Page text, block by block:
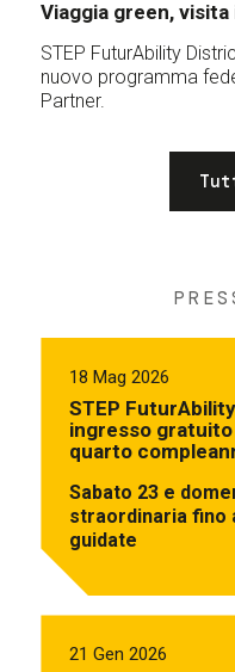
Viaggia green,
STEP FuturAbility
nuovo programma
Partner.
18 Mag 2026
STEP
ingresso
quarto
Sabato 23 e
straordinaria fino
guidate
21 Gen 2026